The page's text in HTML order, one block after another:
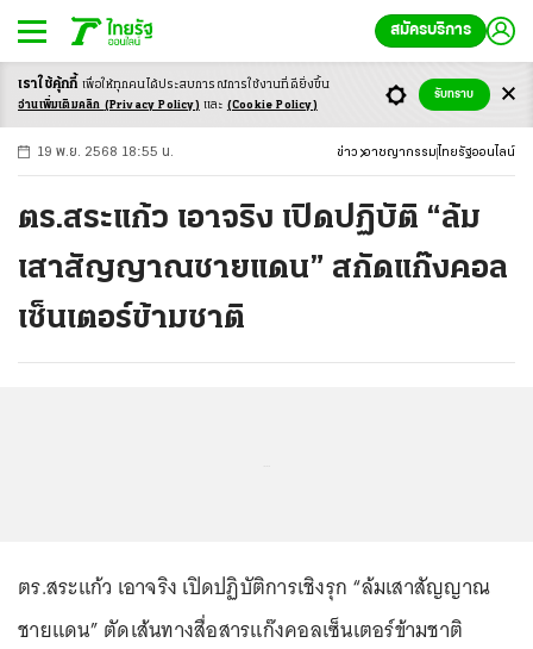
สมัครบริการ
-ก ก ก+
19 พ.ย. 2568 18:55 น. ข่าว อาชญากรรม ไทยรัฐออนไลน์
ตร.สระแก้ว เอาจริง เปิดปฏิบัติ “ล้ม
เสาสัญญาณชายแดน” สกัดแก๊งคอล
เซ็นเตอร์ข้ามชาติ
ตร.สระแก้ว เอาจริง เปิดปฏิบัติการเชิงรุก “ล้มเสาสัญญาณ
ชายแดน” ตัดเส้นทางสื่อสารแก๊งคอลเซ็นเตอร์ข้ามชาติ
เราใช้คุ้กกี้ เพื่อให้ทุกคนได้ประสบการณ์การใช้งานที่ดียิ่งขึ้น
อ่านเพิ่มเติมคลิก (Privacy Policy) และ (Cookie Policy)
รับทราบ